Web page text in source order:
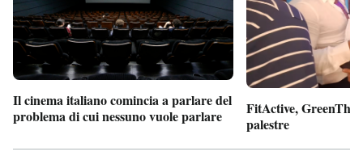
Il cinema italiano comincia a parlare del
problema di cui nessuno vuole parlare
FitActive,
palestre